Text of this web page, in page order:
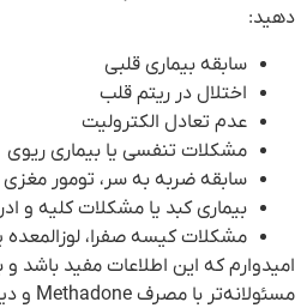
دهید:
سابقه بیماری قلبی
اختلال در ریتم قلب
عدم تعادل الکترولیت
مشکلات تنفسی یا بیماری ریوی
سابقه ضربه به سر، تومور
بیماری کبد یا مشکلات کلیه و
مشکلات کیسه صفرا، لوزالمعده
امیدوارم که این اطلاعات مفید باشد و
مسئولانه‌تر با مصرف Methadone و دیگر داروها روی آیند.